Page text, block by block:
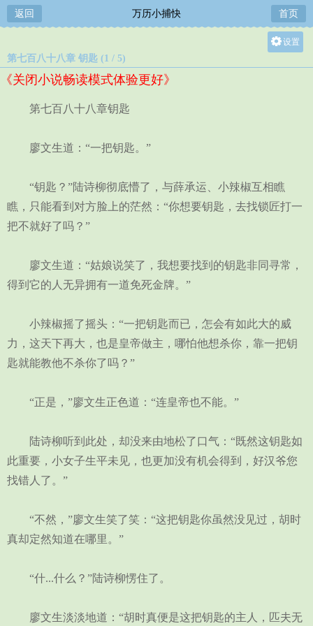
返回 万历小捕快 首页
设置
第七百八十八章 钥匙 (1 / 5)
《关闭小说畅读模式体验更好》
第七百八十八章钥匙
廖文生道：“一把钥匙。”
“钥匙？”陆诗柳彻底懵了，与薛承运、小辣椒互相瞧
瞧，只能看到对方脸上的茫然：“你想要钥匙，去找锁匠打一
把不就好了吗？”
廖文生道：“姑娘说笑了，我想要找到的钥匙非同寻常，
得到它的人无异拥有一道免死金牌。”
小辣椒摇了摇头：“一把钥匙而已，怎会有如此大的威
力，这天下再大，也是皇帝做主，哪怕他想杀你，靠一把钥
匙就能教他不杀你了吗？”
“正是，”廖文生正色道：“连皇帝也不能。”
陆诗柳听到此处，却没来由地松了口气：“既然这钥匙如
此重要，小女子生平未见，也更加没有机会得到，好汉爷您
找错人了。”
“不然，”廖文生笑了笑：“这把钥匙你虽然没见过，胡时
真却定然知道在哪里。”
“什...什么？”陆诗柳愣住了。
廖文生淡淡地道：“胡时真便是这把钥匙的主人，匹夫无